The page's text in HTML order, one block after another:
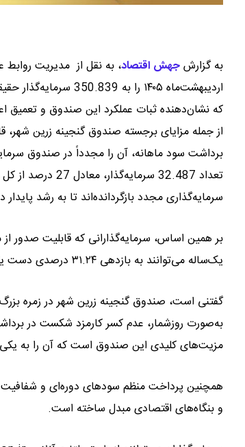
به گزارشجهش اقتصاد، به نقل از مدیریت
که نشان‌دهنده ثبات عملکرد این صندوق و تعمیق
از جمله مزایای برجسته صندوق گنجینه زرین
سرمایه‌گذاری مجدد بازگردانده‌اند تا به رشد
بر همین اساس، سرمایه‌گذارانی که قابلیت صدور
یک‌ساله می‌توانند به بازدهی ۳۱.۲۴ درصدی دست یابند.
گفتنی است، صندوق گنجینه زرین شهر در زمره
به‌صورت روزشمار، عدم کسر کارمزد شکست در
مزیت‌های کلیدی این صندوق است که آن را به یکی
همچنین پرداخت منظم سودهای دوره‌ای و شفافیت
و بنگاه‌های اقتصادی مبدل ساخته است.